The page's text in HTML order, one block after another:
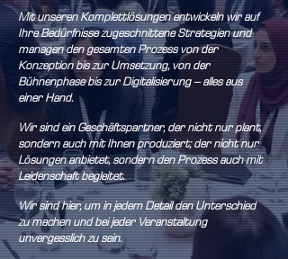
Mit unseren Komplettlösungen entwickeln wir auf
Ihre Bedürfnisse zugeschnittene Strategien und
managen den gesamten Prozess von der
Konzeption bis zur Umsetzung, von der
Bühnenphase bis zur Digitalisierung – alles aus
einer Hand.
Wir sind ein Geschäftspartner, der nicht nur plant,
sondern auch mit Ihnen produziert; der nicht nur
Lösungen anbietet, sondern den Prozess auch mit
Leidenschaft begleitet.
Wir sind hier, um in jedem Detail den Unterschied
zu machen und bei jeder Veranstaltung
unvergesslich zu sein.